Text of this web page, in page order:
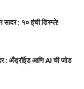
: १० इंची डिस्प्ले!
: अँड्रॉईड आणि AI ची जोड